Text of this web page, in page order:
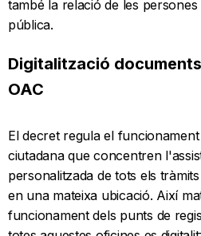
també la relació de les
pública.
Digitalització
OAC
El decret regula el
ciutadana que concentren
personalitzada de tots els
en una mateixa ubicació. Així
funcionament dels punts de